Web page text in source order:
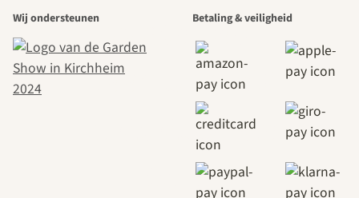
mooiste paden
naar onszelf
leidt door de
tuin.
Wij ondersteunen Betaling & veiligheid